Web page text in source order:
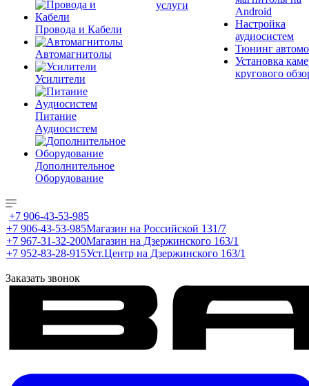
Провода и Кабели
Автомагнитолы
Усилители
Питание
Аудиосистем
Дополнительное
Оборудование
услуги
Android
Настройка
аудиосистем
Тюнинг
Установка
кругового
+7 906-43-53-985
+7 906-43-53-985Магазин на Российской 131/7
+7 967-31-32-200Магазин на Дзержинского 163/1
+7 952-83-28-915Уст.Центр на Дзержинского 163/1
Заказать звонок